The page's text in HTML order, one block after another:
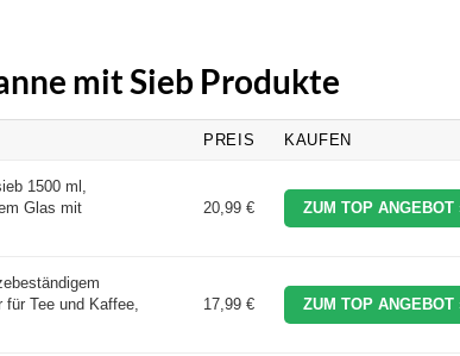
mit Sieb Produkte
PREIS KAUFEN
1500 ml,
Glas mit
20,99 € ZUM TOP ANGEBOT
Tee und Kaffee,
17,99 € ZUM TOP ANGEBOT